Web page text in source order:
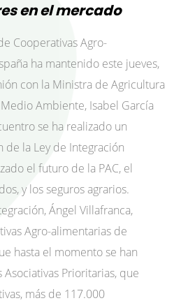
en el mercado
Cooperativas Agro-
ha mantenido este jueves,
con la Ministra de Agricultura
Ambiente, Isabel García
se ha realizado un
de la Ley de Integración
el futuro de la PAC, el
y los seguros agrarios.
Ángel Villafranca,
Agro-alimentarias de
hasta el momento se han
Prioritarias, que
más de 117.000